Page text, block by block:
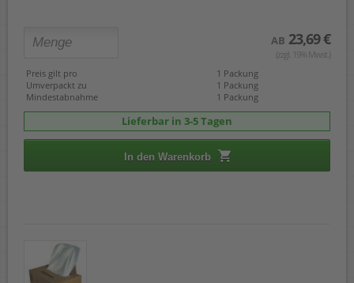
AB 23,69 €
(zzgl. 19% Mwst.)
Preis gilt pro
1 Packung
Umverpackt zu
1 Packung
Mindestabnahme
1 Packung
Lieferbar in 3-5 Tagen
In den Warenkorb